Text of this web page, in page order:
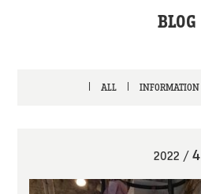
BLOG
ALL INFORMATION
2022 / 4